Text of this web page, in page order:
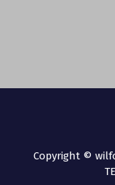
Copyright ©